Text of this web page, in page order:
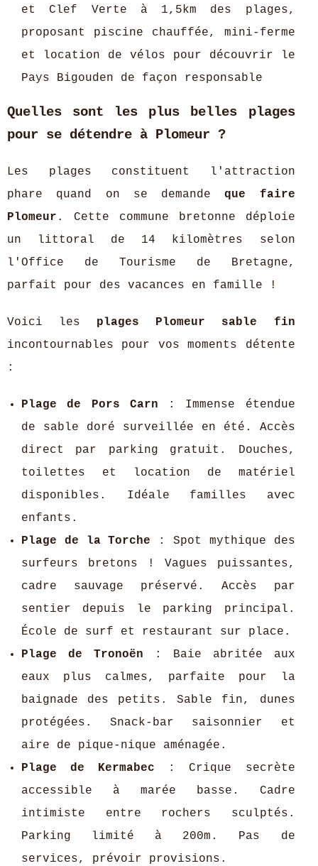
et Clef Verte à 1,5km des plages,
proposant piscine chauffée, mini-ferme
et location de vélos pour découvrir le
Pays Bigouden de façon responsable
Quelles sont les plus belles plages
pour se détendre à Plomeur ?
Les plages constituent l'attraction
phare quand on se demandeque faire
Plomeur . Cette commune bretonne déploie
un littoral de 14 kilomètres selon
l'Office de Tourisme de Bretagne,
parfait pour des vacances en famille !
Voici les plages Plomeur sable fin
incontournables pour vos moments détente
:
Plage de Pors Carn : Immense étendue
de sable doré surveillée en été. Accès
direct par parking gratuit. Douches,
toilettes et location de matériel
disponibles. Idéale familles avec
enfants.
Plage de la Torche : Spot mythique des
surfeurs bretons ! Vagues puissantes,
cadre sauvage préservé. Accès par
sentier depuis le parking principal.
École de surf et restaurant sur place.
Plage de Tronoën : Baie abritée aux
eaux plus calmes, parfaite pour la
baignade des petits. Sable fin, dunes
protégées. Snack-bar saisonnier et
aire de pique-nique aménagée.
Plage de Kermabec : Crique secrète
accessible à marée basse. Cadre
intimiste entre rochers sculptés.
Parking limité à 200m. Pas de
services, prévoir provisions.